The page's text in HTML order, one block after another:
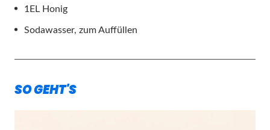
1EL Honig
Sodawasser, zum Auffüllen
SO GEHT'S